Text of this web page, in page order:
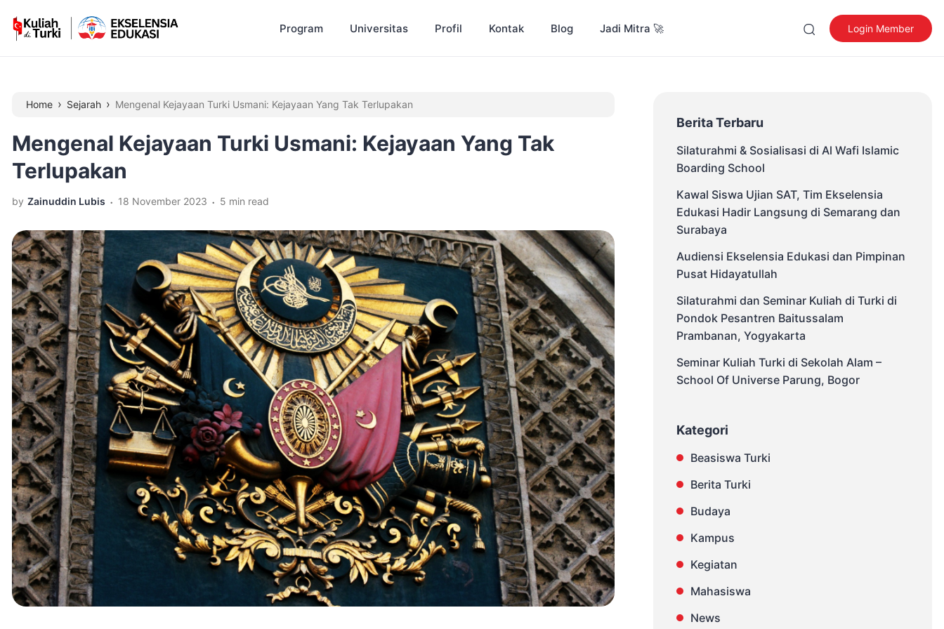
Login Member
Program Universitas Profil Kontak Blog Jadi Mitra 🚀
Home › Sejarah › Mengenal Kejayaan Turki Usmani: Kejayaan Yang Tak Terlupakan
Mengenal Kejayaan Turki Usmani: Kejayaan Yang Tak
Terlupakan
by Zainuddin Lubis . 18 November 2023 . 5 min read
Berita Terbaru
Silaturahmi & Sosialisasi di Al Wafi Islamic
Boarding School
Kawal Siswa Ujian SAT, Tim Ekselensia
Edukasi Hadir Langsung di Semarang dan
Surabaya
Audiensi Ekselensia Edukasi dan Pimpinan
Pusat Hidayatullah
Silaturahmi dan Seminar Kuliah di Turki di
Pondok Pesantren Baitussalam
Prambanan, Yogyakarta
Seminar Kuliah Turki di Sekolah Alam –
School Of Universe Parung, Bogor
Kategori
Beasiswa Turki
Berita Turki
Budaya
Kampus
Kegiatan
Mahasiswa
News